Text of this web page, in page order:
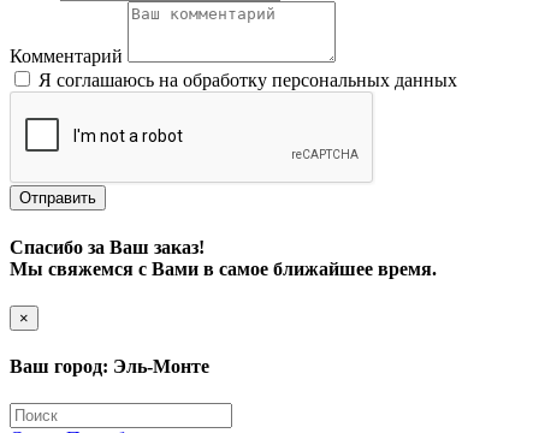
Комментарий
Я соглашаюсь на обработку персональных данных
Отправить
Спасибо за Ваш заказ!
Мы свяжемся с Вами в самое ближайшее время.
×
Ваш город: Эль-Монте